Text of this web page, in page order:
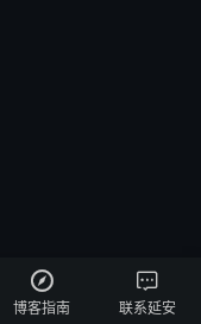

博客指南

联系延安